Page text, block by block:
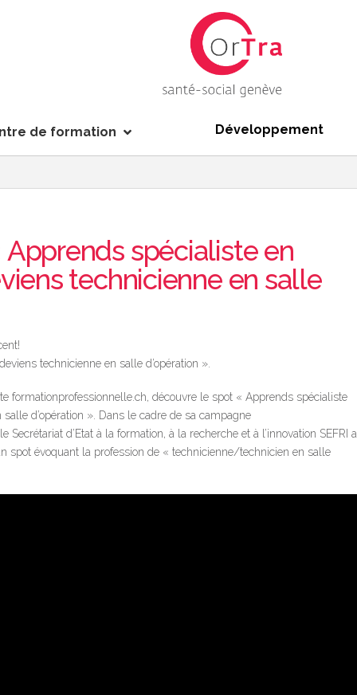
de formation Développement
spécialiste en
technicienne en salle
technicienne en salle d’opération ».
formationprofessionnelle.ch, découvre le spot « Apprends spécialiste
d’opération ». Dans le cadre de sa campagne
Secrétariat d’Etat à la formation, à la recherche et à l’innovation SEFRI a
spot évoquant la profession de « technicienne/technicien en salle